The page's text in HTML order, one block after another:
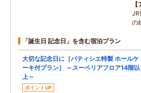
JR
の
「誕生日 記念日」を含む宿泊プラン
大切な記念日に［パティシエ特製 ホールケ
ーキ付プラン］ ～スーペリアフロア14階以
上～
ポイントUP